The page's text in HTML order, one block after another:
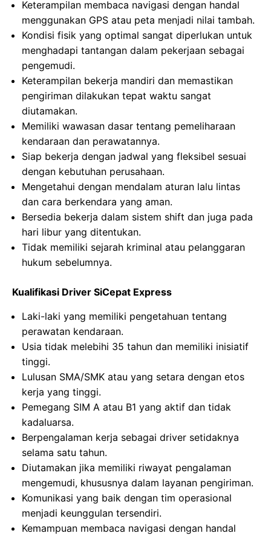
Keterampilan membaca navigasi dengan handal
menggunakan GPS atau peta menjadi nilai tambah.
Kondisi fisik yang optimal sangat diperlukan untuk
menghadapi tantangan dalam pekerjaan sebagai
pengemudi.
Keterampilan bekerja mandiri dan memastikan
pengiriman dilakukan tepat waktu sangat
diutamakan.
Memiliki wawasan dasar tentang pemeliharaan
kendaraan dan perawatannya.
Siap bekerja dengan jadwal yang fleksibel sesuai
dengan kebutuhan perusahaan.
Mengetahui dengan mendalam aturan lalu lintas
dan cara berkendara yang aman.
Bersedia bekerja dalam sistem shift dan juga pada
hari libur yang ditentukan.
Tidak memiliki sejarah kriminal atau pelanggaran
hukum sebelumnya.
Kualifikasi Driver SiCepat Express
Laki-laki yang memiliki pengetahuan tentang
perawatan kendaraan.
Usia tidak melebihi 35 tahun dan memiliki inisiatif
tinggi.
Lulusan SMA/SMK atau yang setara dengan etos
kerja yang tinggi.
Pemegang SIM A atau B1 yang aktif dan tidak
kadaluarsa.
Berpengalaman kerja sebagai driver setidaknya
selama satu tahun.
Diutamakan jika memiliki riwayat pengalaman
mengemudi, khususnya dalam layanan pengiriman.
Komunikasi yang baik dengan tim operasional
menjadi keunggulan tersendiri.
Kemampuan membaca navigasi dengan handal